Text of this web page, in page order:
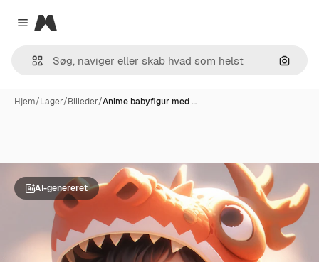
Close menu
Magnific
Søg
Hjem/Lager/Billeder/Anime babyfigur med …
AI-genereret